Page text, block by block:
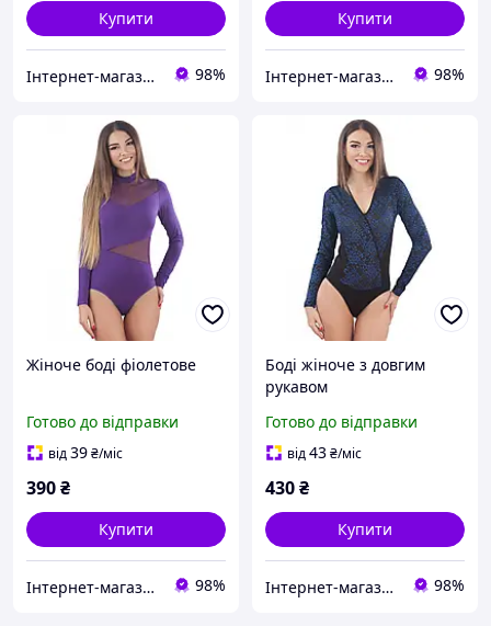
Купити
Інтернет-магазин "Bolimi" 98%
Купити
Інтернет-магазин "Bolimi" 98%
Жіноче боді фіолетове
Готово до відправки
від39₴/міс
390₴
Купити
Інтернет-магазин "Bolimi" 98%
Боді жіноче з довгим
рукавом
Готово до відправки
від43₴/міс
430₴
Купити
Інтернет-магазин "Bolimi" 98%